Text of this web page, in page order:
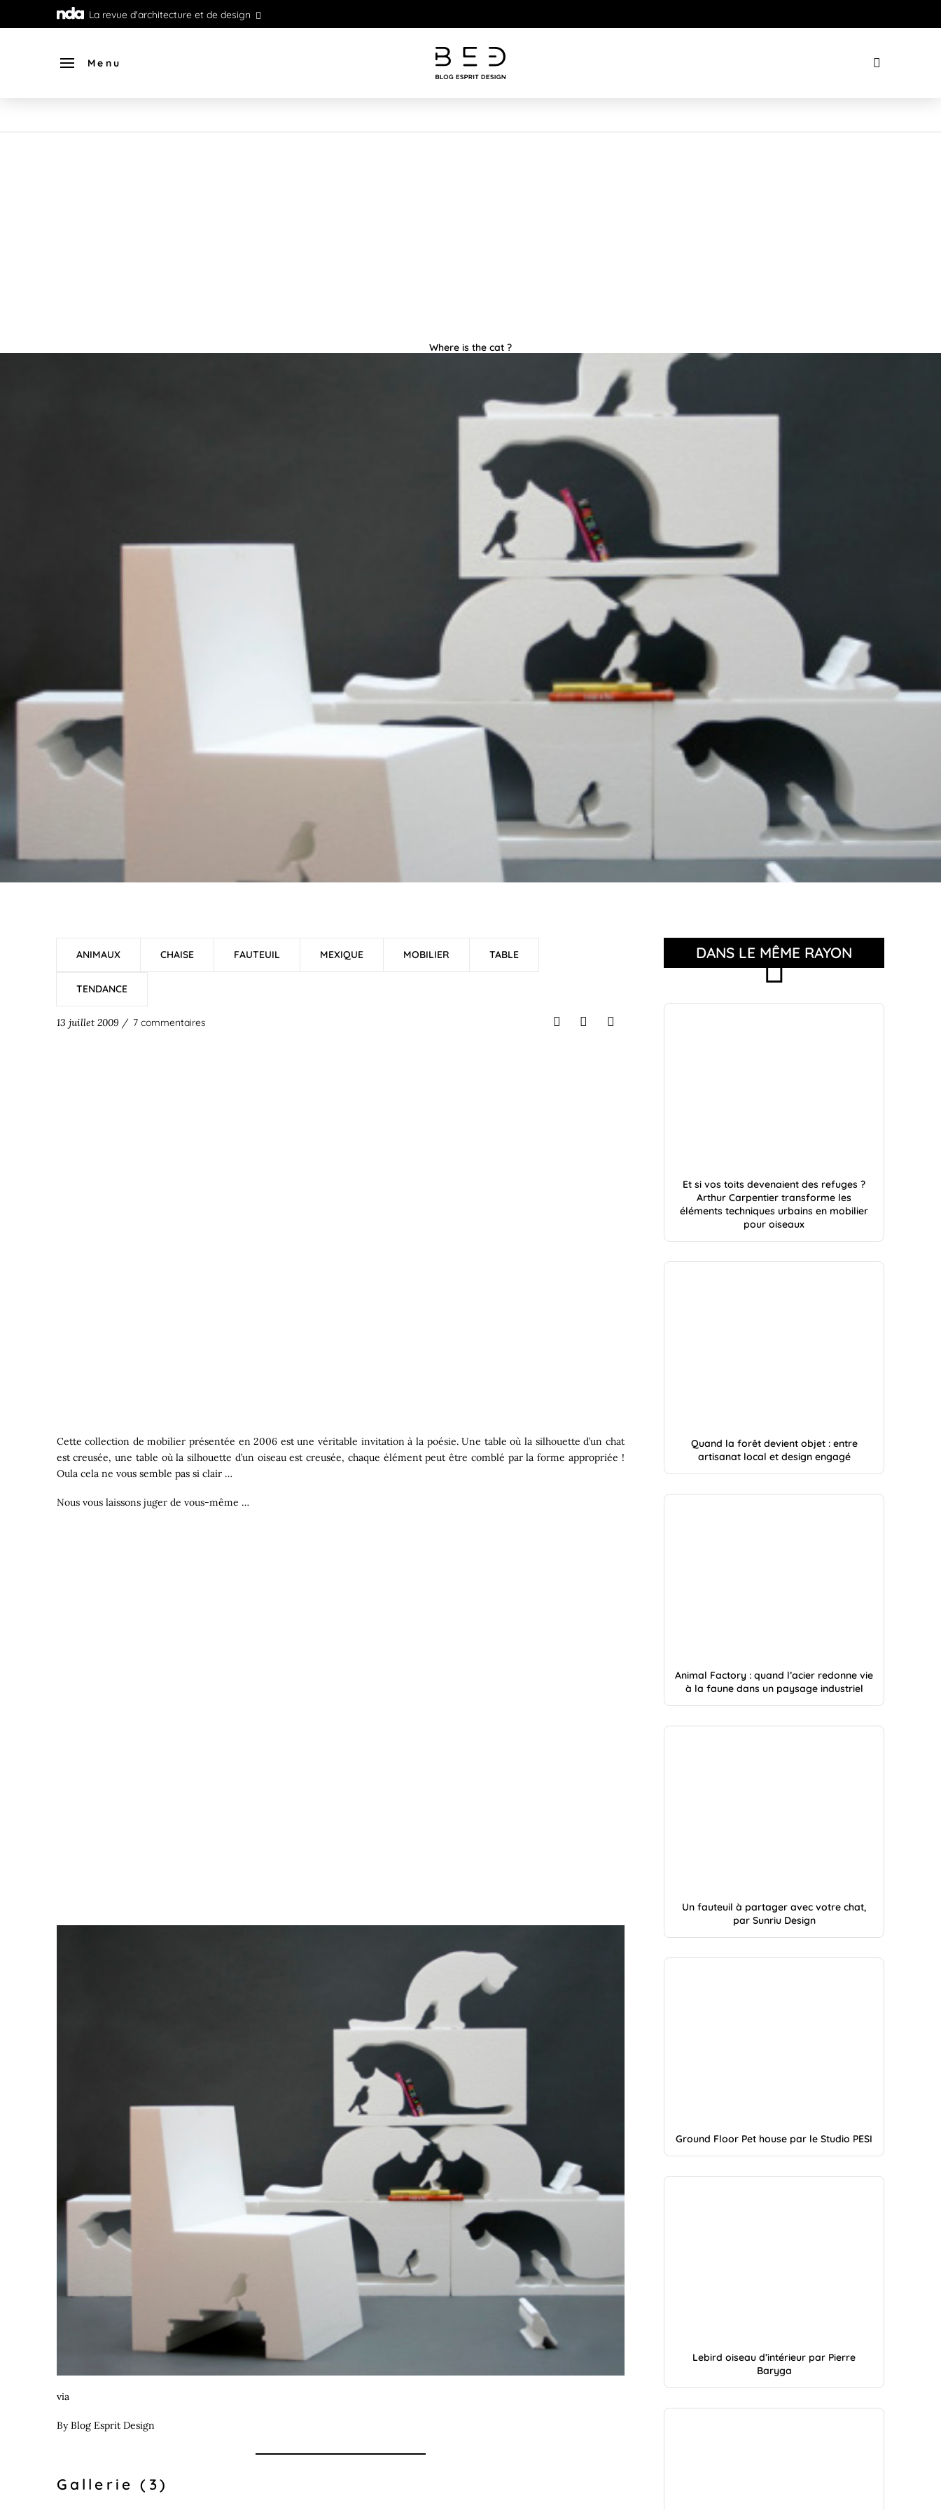
La revue d'architecture et de design
Menu
Where is the cat ?
ANIMAUX CHAISE FAUTEUIL MEXIQUE MOBILIER TABLE
TENDANCE
13 juillet 2009 / 7 commentaires
Cette collection de mobilier présentée en 2006 est une véritable invitation à la poésie. Une table où la silhouette d’un chat
est creusée, une table où la silhouette d’un oiseau est creusée, chaque élément peut être comblé par la forme appropriée !
Oula cela ne vous semble pas si clair …
Nous vous laissons juger de vous-même …
via
ByBlog Esprit Design
Gallerie (3)
DANS LE MÊME RAYON
Et si vos toits devenaient des refuges ?
Arthur Carpentier transforme les
éléments techniques urbains en mobilier
pour oiseaux
Quand la forêt devient objet : entre
artisanat local et design engagé
Animal Factory : quand l’acier redonne vie
à la faune dans un paysage industriel
Un fauteuil à partager avec votre chat,
par Sunriu Design
Ground Floor Pet house par le Studio PESI
Lebird oiseau d’intérieur par Pierre
Baryga